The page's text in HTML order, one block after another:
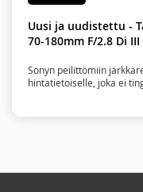
Uusi ja uudistettu -
70-180mm F/2.8 Di III
Sonyn peilittömiin
hintatietoiselle, joka ei